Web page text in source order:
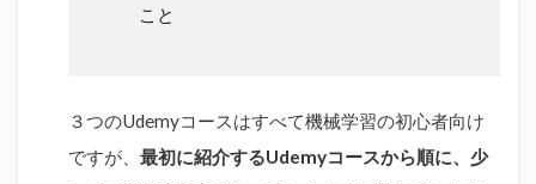
1.2.3
能・機
械学習
こと
３つのUdemyコースはすべて機械学習の初心者向け
ですが、最初に紹介するUdemyコースから順に、少